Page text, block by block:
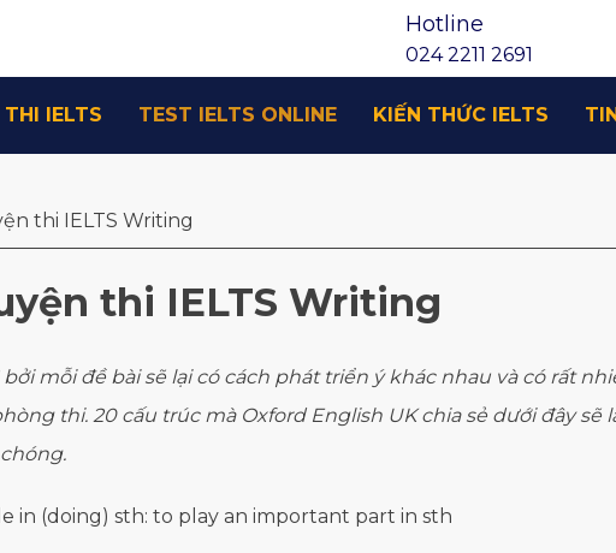
Hotline
024 2211 2691
IELTS TEST IELTS ONLINE KIẾN THỨC IELTS
thi IELTS Writing
thi IELTS Writing
bởi mỗi đề bài sẽ lại có cách phát triển ý khác nhau và có rất
thi. 20 cấu trúc mà Oxford English UK chia sẻ dưới đây sẽ
in (doing) sth: to play an important part in sth